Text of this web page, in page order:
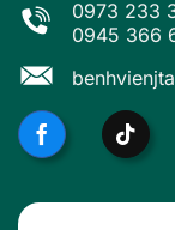
0973 233
0945 366